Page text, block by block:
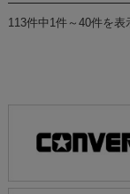
113件中1件～40件を表